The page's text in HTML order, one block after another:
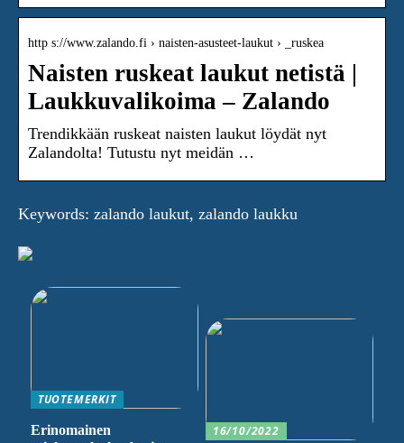
http s://www.zalando.fi › naisten-asusteet-laukut › _ruskea
Naisten ruskeat laukut netistä |
Laukkuvalikoima – Zalando
Trendikkään ruskeat naisten laukut löydät nyt
Zalandolta! Tutustu nyt meidän …
Keywords: zalando laukut, zalando laukku
TUOTEMERKIT
Erinomainen
16/10/2022